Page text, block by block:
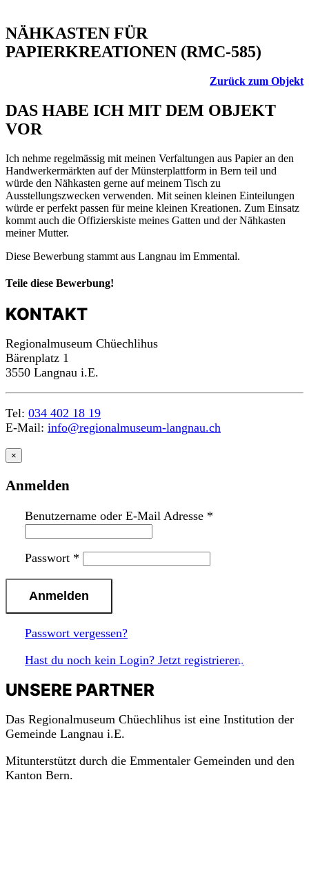
m
a
c
h
mit!
NÄHKASTEN FÜR
PAPIERKREATIONEN (RMC-585)
Zurück zum Objekt
DAS HABE ICH MIT DEM OBJEKT
VOR
Ich nehme regelmässig mit meinen Verfaltungen aus Papier an den
Handwerkermärkten auf der Münsterplattform in Bern teil und
würde den Nähkasten gerne auf meinem Tisch zu
Ausstellungszwecken verwenden. Mit seinen kleinen Einteilungen
würde er perfekt passen für meine kleinen Kreationen. Zum Einsatz
kommt auch die Offizierskiste meines Gatten und der Nähkasten
meiner Mutter.
Diese Bewerbung stammt aus Langnau im Emmental.
Teile diese Bewerbung!
KONTAKT
Regionalmuseum Chüechlihus
Bärenplatz 1
3550 Langnau i.E.
Tel: 034 402 18 19
E-Mail: info@regionalmuseum-langnau.ch
×
Anmelden
Benutzername oder E-Mail Adresse *
Passwort *
Passwort vergessen?
Hast du noch kein Login? Jetzt registrieren.
UNSERE PARTNER
Das Regionalmuseum Chüechlihus ist eine Institution der
Gemeinde Langnau i.E.
Mitunterstützt durch die Emmentaler Gemeinden und den
Kanton Bern.